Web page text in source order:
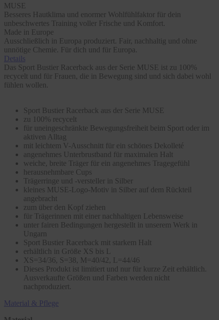
MUSE
Besseres Hautklima und enormer Wohlfühlfaktor für dein
unbeschwertes Training voller Frische und Komfort.
Made in Europe
Ausschließlich in Europa produziert. Fair, nachhaltig und ohne
unnötige Chemie. Für dich und für Europa.
Details
Das Sport Bustier Racerback aus der Serie MUSE ist zu 100%
recycelt und für Frauen, die in Bewegung sind und sich dabei wohl
fühlen wollen.
Sport Bustier Racerback aus der Serie MUSE
zu 100% recycelt
für uneingeschränkte Bewegungsfreiheit beim Sport oder im
aktiven Alltag
mit leichtem V-Ausschnitt für ein schönes Dekolleté
angenehmes Unterbrustband für maximalen Halt
weiche, breite Träger für ein angenehmes Tragegefühl
herausnehmbare Cups
Trägerringe und -versteller in Silber
kleines MUSE-Logo-Motiv in Silber auf dem Rückteil
angebracht
zum über den Kopf ziehen
für Trägerinnen mit einer nachhaltigen Lebensweise
unter fairen Bedingungen hergestellt in unserem Werk in
Ungarn
Sport Bustier Racerback mit starkem Halt
erhältlich in Größe XS bis L
XS=34/36, S=38, M=40/42, L=44/46
Dieses Produkt ist limitiert und nur für kurze Zeit erhältlich.
Ausverkaufte Größen und Farben werden nicht
nachproduziert.
Material & Pflege